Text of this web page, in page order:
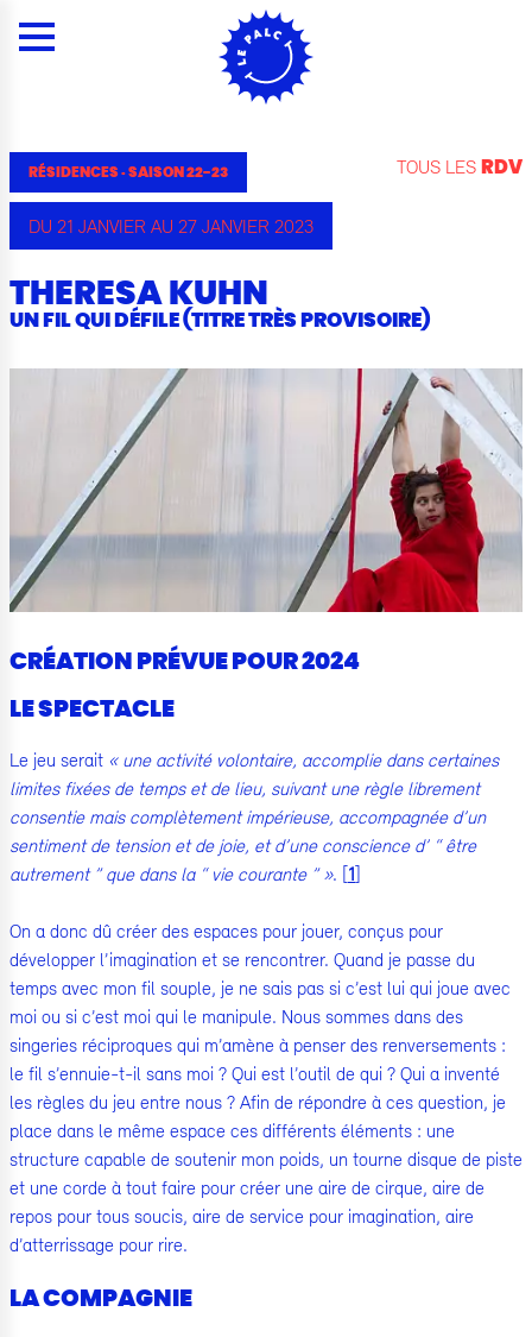
Panneau de gestion des cookies
Menu Rechercher Contacts
RÉSIDENCES·SAISON 22-23
DU 21 JANVIER AU 27 JANVIER 2023
TOUS LES RDV
THERESA KUHN
UN FIL QUI DÉFILE (TITRE TRÈS PROVISOIRE)
CRÉATION PRÉVUE POUR 2024
LE SPECTACLE
Le jeu serait « une activité volontaire, accomplie dans certaines
limites fixées de temps et de lieu, suivant une règle librement
consentie mais complètement impérieuse, accompagnée d’un
sentiment de tension et de joie, et d’une conscience d’ “ être
autrement ” que dans la “ vie courante ” ». [1]
On a donc dû créer des espaces pour jouer, conçus pour
développer l’imagination et se rencontrer. Quand je passe du
temps avec mon fil souple, je ne sais pas si c’est lui qui joue avec
moi ou si c’est moi qui le manipule. Nous sommes dans des
singeries réciproques qui m’amène à penser des renversements :
le fil s’ennuie-t-il sans moi ? Qui est l’outil de qui ? Qui a inventé
les règles du jeu entre nous ? Afin de répondre à ces question, je
place dans le même espace ces différents éléments : une
structure capable de soutenir mon poids, un tourne disque de piste
et une corde à tout faire pour créer une aire de cirque, aire de
repos pour tous soucis, aire de service pour imagination, aire
d’atterrissage pour rire.
LA COMPAGNIE